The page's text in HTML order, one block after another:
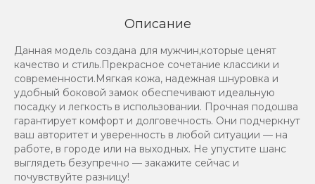
Описание
Данная модель создана для мужчин,которые ценят
качество и стиль.Прекрасное сочетание классики и
современности.Мягкая кожа, надежная шнуровка и
удобный боковой замок обеспечивают идеальную
посадку и легкость в использовании. Прочная подошва
гарантирует комфорт и долговечность. Они подчеркнут
ваш авторитет и уверенность в любой ситуации — на
работе, в городе или на выходных. Не упустите шанс
выглядеть безупречно — закажите сейчас и
почувствуйте разницу!